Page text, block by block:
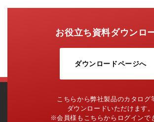
お役立ち資料ダウンロ
ダウンロードページへ
こちらから弊社製品のカタログ
ダウンロードいただけます。
※会員様もこちらからログインで